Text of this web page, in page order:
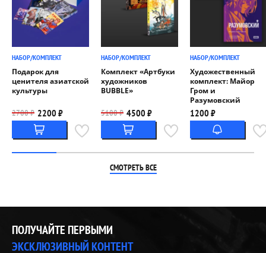
НАБОР/КОМПЛЕКТ
Подарок для
ценителя азиатской
культуры
2700 ₽ 2200 ₽
НАБОР/КОМПЛЕКТ
Комплект «Артбуки
художников
BUBBLE»
5100 ₽ 4500 ₽
НАБОР/КОМПЛЕКТ
Художественный
комплект: Майор
Гром и
Разумовский
1200 ₽
СМОТРЕТЬ ВСЕ
ПОЛУЧАЙТЕ ПЕРВЫМИ
ЭКСКЛЮЗИВНЫЙ КОНТЕНТ